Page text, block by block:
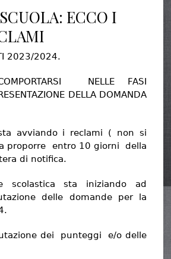
ECCO I
2023/2024.
NELLE FASI
DELLA DOMANDA
avviando i reclami ( non si
proporre entro 10 giorni della
di notifica.
scolastica sta iniziando ad
delle domande per la
dei punteggi e/o delle